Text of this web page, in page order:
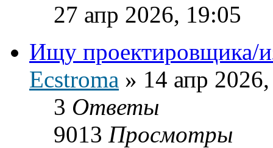
27 апр 2026, 19:05
Ищу проектировщика/
Ecstroma » 14 апр
3 Ответы
9013 Просмотры